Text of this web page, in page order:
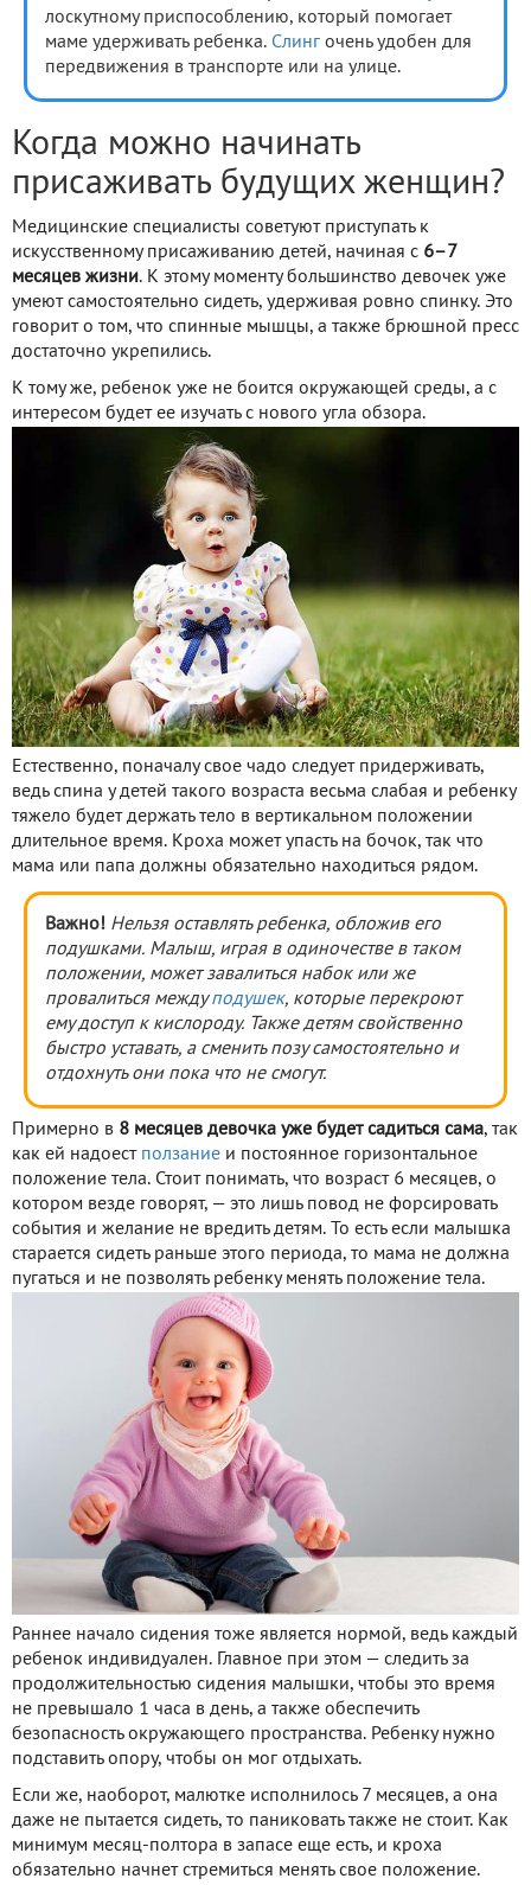
лоскутному приспособлению, который помогает
маме удерживать ребенка. Слинг очень удобен для
передвижения в транспорте или на улице.
Когда можно начинать
присаживать будущих женщин?
Медицинские специалисты советуют приступать к
искусственному присаживанию детей, начиная с 6–7
месяцев жизни. К этому моменту большинство девочек уже
умеют самостоятельно сидеть, удерживая ровно спинку. Это
говорит о том, что спинные мышцы, а также брюшной пресс
достаточно укрепились.
К тому же, ребенок уже не боится окружающей среды, а с
интересом будет ее изучать с нового угла обзора.
Естественно, поначалу свое чадо следует придерживать,
ведь спина у детей такого возраста весьма слабая и ребенку
тяжело будет держать тело в вертикальном положении
длительное время. Кроха может упасть на бочок, так что
мама или папа должны обязательно находиться рядом.
Важно! Нельзя оставлять ребенка, обложив его
подушками. Малыш, играя в одиночестве в таком
положении, может завалиться набок или же
провалиться междуподушек, которые перекроют
ему доступ к кислороду. Также детям свойственно
быстро уставать, а сменить позу самостоятельно и
отдохнуть они пока что не смогут.
Примерно в 8 месяцев девочка уже будет садиться сама, так
как ей надоест ползание и постоянное горизонтальное
положение тела. Стоит понимать, что возраст 6 месяцев, о
котором везде говорят, — это лишь повод не форсировать
события и желание не вредить детям. То есть если малышка
старается сидеть раньше этого периода, то мама не должна
пугаться и не позволять ребенку менять положение тела.
Раннее начало сидения тоже является нормой, ведь каждый
ребенок индивидуален. Главное при этом — следить за
продолжительностью сидения малышки, чтобы это время
не превышало 1 часа в день, а также обеспечить
безопасность окружающего пространства. Ребенку нужно
подставить опору, чтобы он мог отдыхать.
Если же, наоборот, малютке исполнилось 7 месяцев, а она
даже не пытается сидеть, то паниковать также не стоит. Как
минимум месяц-полтора в запасе еще есть, и кроха
обязательно начнет стремиться менять свое положение.